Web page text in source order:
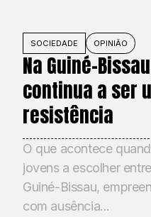
SOCIEDADE OPINIÃO
Na Guiné-
continua a ser
resistência
O que acontece
jovens a escolher
Guiné-Bissau,
com ausência...